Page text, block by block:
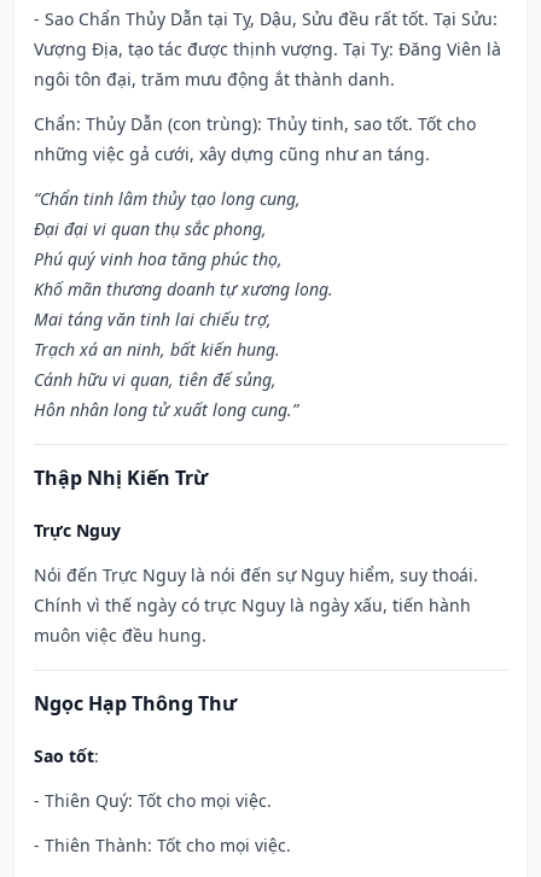
- Sao Chẩn Thủy Dẫn tại Tỵ, Dậu, Sửu đều rất tốt. Tại Sửu:
Vượng Địa, tạo tác được thịnh vượng. Tại Tỵ: Đăng Viên là
ngôi tôn đại, trăm mưu động ắt thành danh.
Chẩn: Thủy Dẫn (con trùng): Thủy tinh, sao tốt. Tốt cho
những việc gả cưới, xây dựng cũng như an táng.
“Chẩn tinh lâm thủy tạo long cung,
Đại đại vi quan thụ sắc phong,
Phú quý vinh hoa tăng phúc thọ,
Khố mãn thương doanh tự xương long.
Mai táng văn tinh lai chiếu trợ,
Trạch xá an ninh, bất kiến hung.
Cánh hữu vi quan, tiên đế sủng,
Hôn nhân long tử xuất long cung.”
Thập Nhị Kiến Trừ
Trực Nguy
Nói đến Trực Nguy là nói đến sự Nguy hiểm, suy thoái.
Chính vì thế ngày có trực Nguy là ngày xấu, tiến hành
muôn việc đều hung.
Ngọc Hạp Thông Thư
Sao tốt:
- Thiên Quý: Tốt cho mọi việc.
- Thiên Thành: Tốt cho mọi việc.